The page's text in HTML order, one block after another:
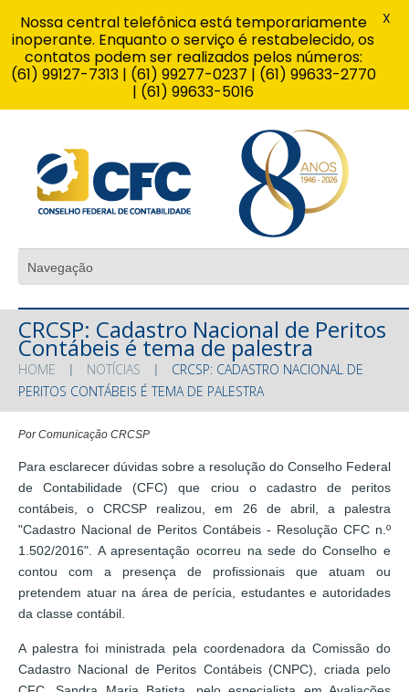
CRCSP: Cadastro Nacional de Peritos
Contábeis é tema de palestra
HOME NOTÍCIAS
CRCSP: CADASTRO NACIONAL DE
PERITOS CONTÁBEIS É TEMA DE PALESTRA
Por Comunicação CRCSP
Para esclarecer dúvidas sobre a resolução do Conselho Federal
de Contabilidade (CFC) que criou o cadastro de peritos
contábeis, o CRCSP realizou, em 26 de abril, a palestra
"Cadastro Nacional de Peritos Contábeis - Resolução CFC n.º
1.502/2016". A apresentação ocorreu na sede do Conselho e
contou com a presença de profissionais que atuam ou
pretendem atuar na área de perícia, estudantes e autoridades
da classe contábil.
A palestra foi ministrada pela coordenadora da Comissão do
Cadastro Nacional de Peritos Contábeis (CNPC), criada pelo
Nossa central telefônica está temporariamente
inoperante. Enquanto o serviço é restabelecido, os
contatos podem ser realizados pelos números:
(61) 99127-7313 | (61) 99277-0237 | (61) 99633-2770
| (61) 99633-5016
X